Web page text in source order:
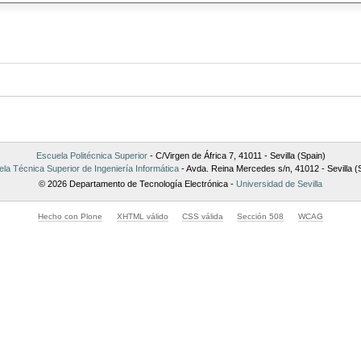
Escuela Politécnica Superior- C/Virgen de África 7, 41011 - Sevilla (Spain)
Técnica Superior de Ingeniería Informática- Avda. Reina Mercedes s/n, 41012 - Sevilla
© 2026 Departamento de Tecnología Electrónica - Universidad de Sevilla
Hecho con Plone XHTML válido CSS válida Sección 508 WCAG